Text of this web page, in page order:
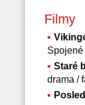
Filmy
Staré
drama /